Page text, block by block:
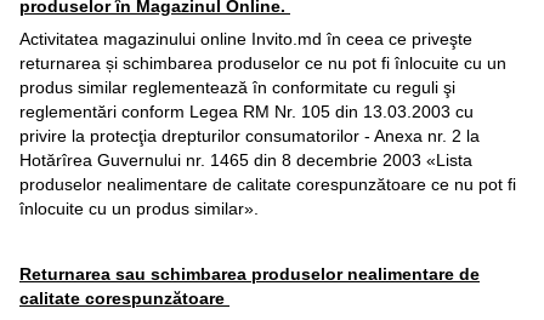
produselor în Magazinul Online.
Activitatea magazinului online Invito.md în ceea ce priveşte
returnarea și schimbarea produselor ce nu pot fi înlocuite cu un
produs similar reglementează în conformitate cu reguli şi
reglementări conform Legea RM Nr. 105 din 13.03.2003 cu
privire la protecţia drepturilor consumatorilor - Anexa nr. 2 la
Hotărîrea Guvernului nr. 1465 din 8 decembrie 2003 «Lista
produselor nealimentare de calitate corespunzătoare ce nu pot fi
înlocuite cu un produs similar».
Returnarea sau schimbarea produselor nealimentare de
calitate corespunzătoare